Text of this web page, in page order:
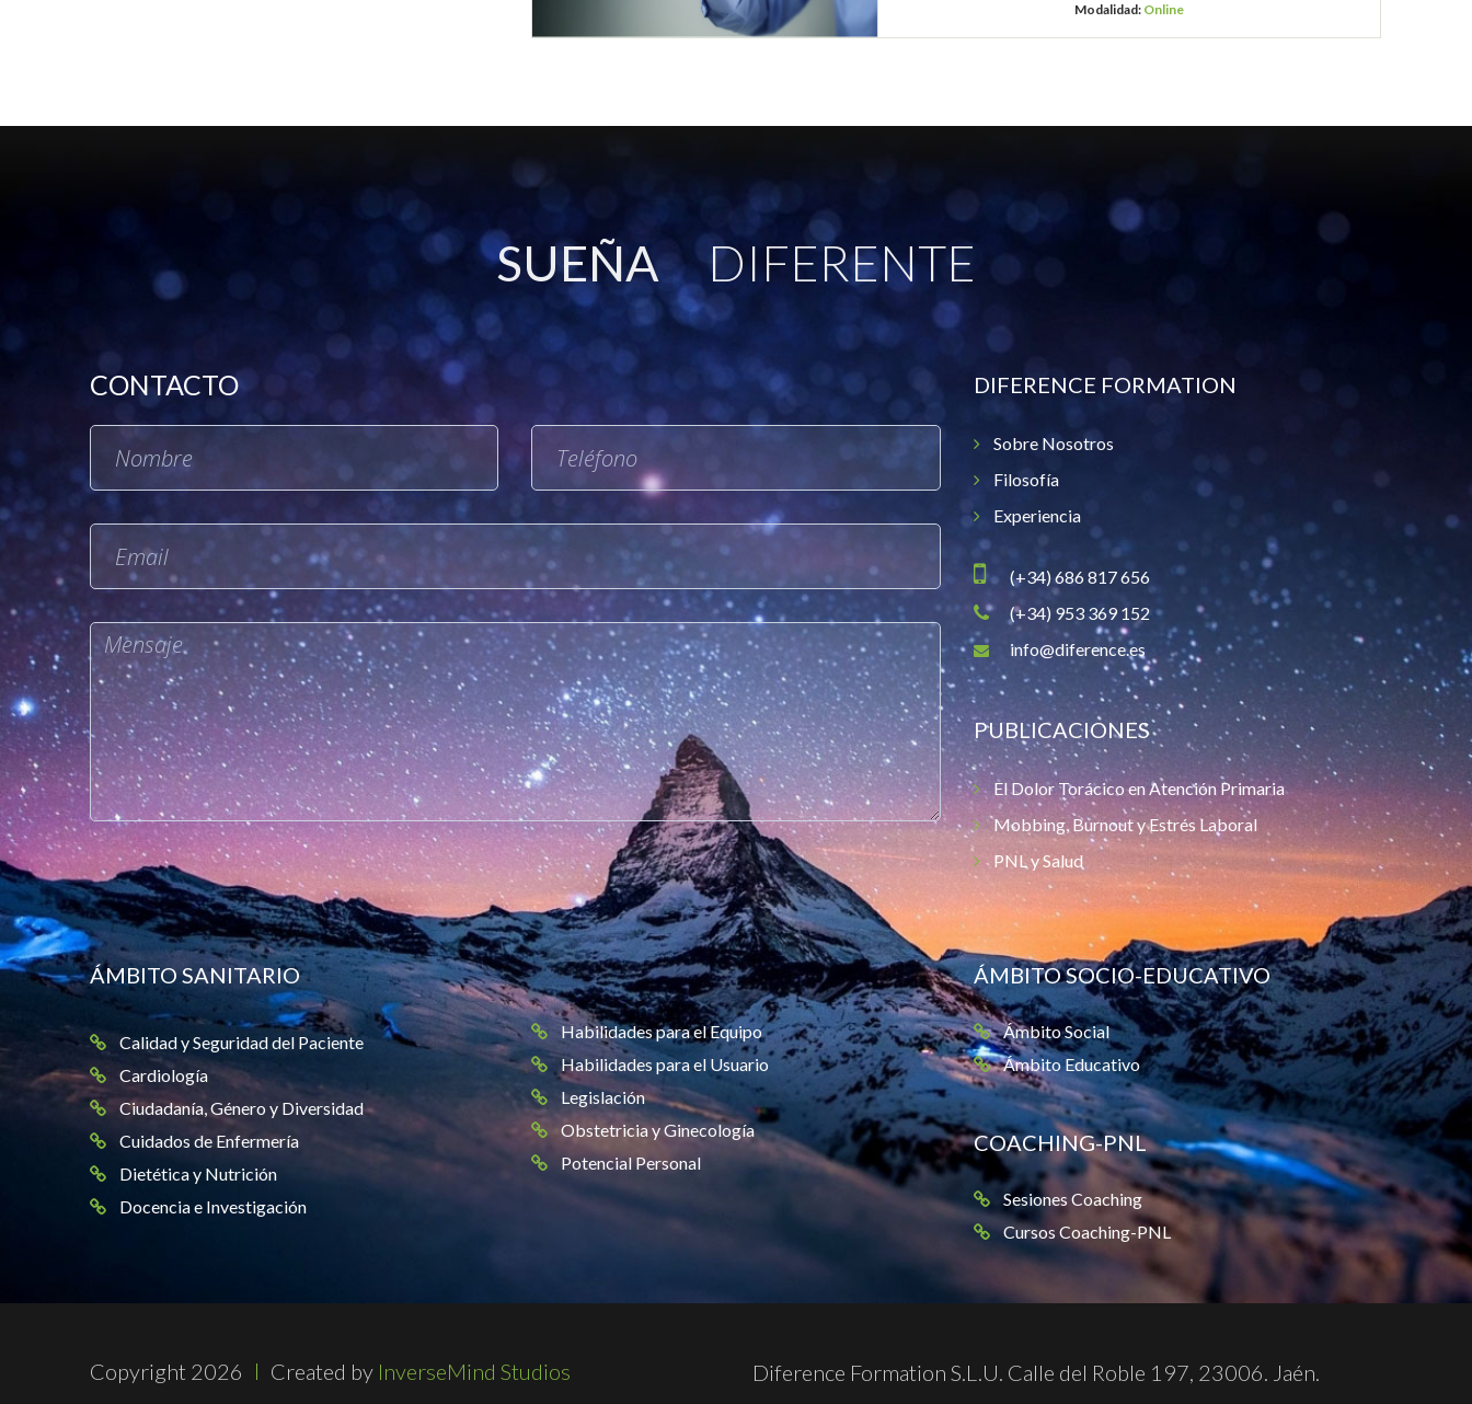
Modalidad: Online
SUEÑA DIFERENTE
CONTACTO DIFERENCE FORMATION
Sobre Nosotros
Filosofía
Experiencia
(+34) 686 817 656
(+34) 953 369 152
info@diference.es
PUBLICACIONES
El Dolor Torácico en Atención Primaria
Mobbing, Burnout y Estrés Laboral
PNL y Salud
ÁMBITO SANITARIO
Calidad y Seguridad del Paciente
Cardiología
Ciudadanía, Género y Diversidad
Cuidados de Enfermería
Dietética y Nutrición
Docencia e Investigación
Habilidades para el Equipo
Habilidades para el Usuario
Legislación
Obstetricia y Ginecología
Potencial Personal
ÁMBITO SOCIO-EDUCATIVO
Ámbito Social
Ámbito Educativo
COACHING-PNL
Sesiones Coaching
Cursos Coaching-PNL
Diference Formation S.L.U. Calle del Roble 197, 23006. Jaén.
Copyright 2026 Created by InverseMind Studios